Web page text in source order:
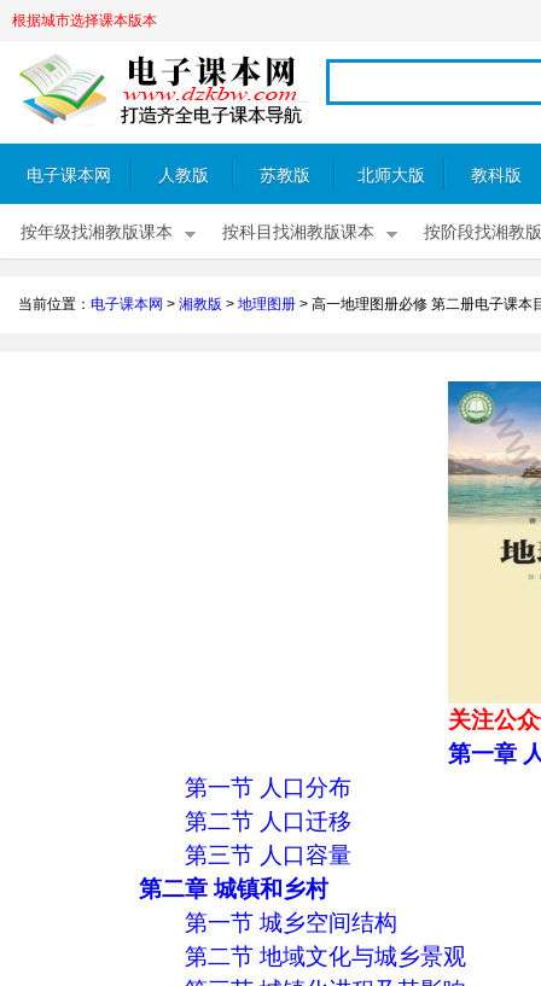
根据城市选择课本版本
电子课本网 人教版 苏教版 北师大版 教科版
按年级找湘教版课本 按科目找湘教版课本 按阶段找湘教
当前位置： 电子课本网 > 湘教版 > 地理图册 > 高一地理图册必修 第二册电子课本
关注公
第一章
第一节 人口分布
第二节 人口迁移
第三节 人口容量
第二章 城镇和乡村
第一节 城乡空间结构
第二节 地域文化与城乡景观